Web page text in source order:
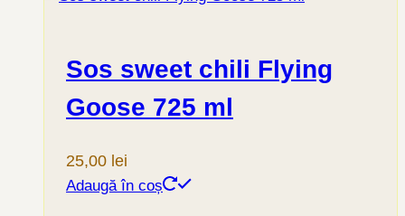
Sos sweet chili Flying
Goose 725 ml
25,00 lei
Adaugă în coș